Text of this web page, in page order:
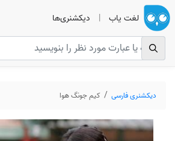
لغت یاب | دیکشنری‌ها
دیکشنری فارسی کیم جونگ هوا